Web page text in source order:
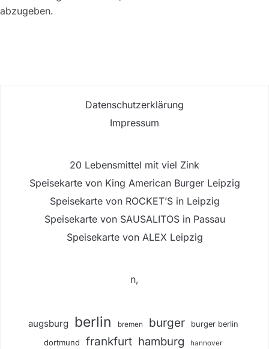
abzugeben.
Datenschutzerklärung
Impressum
20 Lebensmittel mit viel Zink
Speisekarte von King American Burger Leipzig
Speisekarte von ROCKET’S in Leipzig
Speisekarte von SAUSALITOS in Passau
Speisekarte von ALEX Leipzig
n,
augsburg berlin bremen burger burger berlin
dortmund frankfurt hamburg hannover